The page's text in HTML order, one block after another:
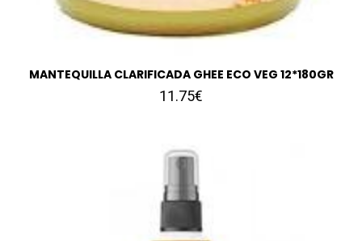
MANTEQUILLA CLARIFICADA GHEE ECO VEG 12*180GR
11.75€